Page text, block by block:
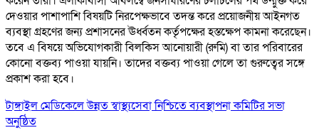
দেওয়ার পাশাপাশি বিষয়টি নিরপেক্ষভাবে তদন্ত করে প্রয়োজনীয় আইনগত
ব্যবস্থা গ্রহণের জন্য প্রশাসনের ঊর্ধ্বতন কর্তৃপক্ষের হস্তক্ষেপ কামনা করেছেন।
তবে এ বিষয়ে অভিযোগকারী বিলকিস আনোয়ারী (রুমি) বা তার পরিবারের
কোনো বক্তব্য পাওয়া যায়নি। তাদের বক্তব্য পাওয়া গেলে তা গুরুত্বের সঙ্গে
প্রকাশ করা হবে।
টাঙ্গাইল মেডিকেলে উন্নত স্বাস্থ্যসেবা নিশ্চিতে ব্যবস্থাপনা কমিটির সভা
অনুষ্ঠিত